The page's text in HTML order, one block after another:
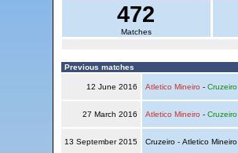
472
Matches
Previous matches
12 June 2016 Atletico Mineiro - Cruzeiro
27 March 2016 Atletico Mineiro - Cruzeiro
13 September 2015 Cruzeiro - Atletico Mineiro